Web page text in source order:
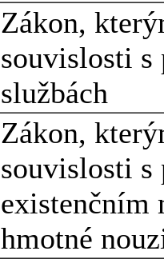
Zákon,
souvislosti
službách
Zákon,
souvislosti
existenčním
hmotné